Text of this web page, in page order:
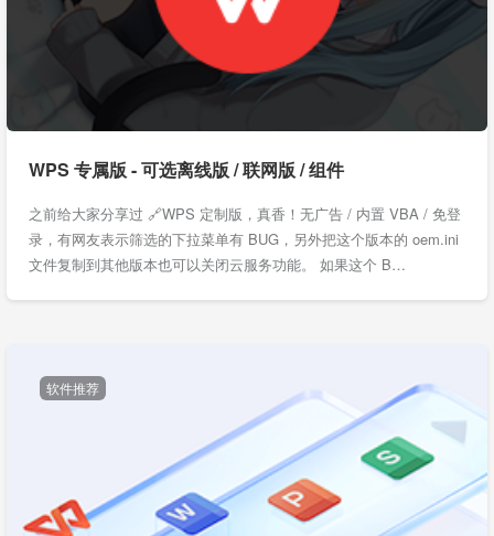
WPS 专属版 - 可选离线版 / 联网版 / 组件
之前给大家分享过 🔗WPS 定制版，真香！无广告 / 内置 VBA / 免登
录，有网友表示筛选的下拉菜单有 BUG，另外把这个版本的 oem.ini
文件复制到其他版本也可以关闭云服务功能。 如果这个 B…
软件推荐